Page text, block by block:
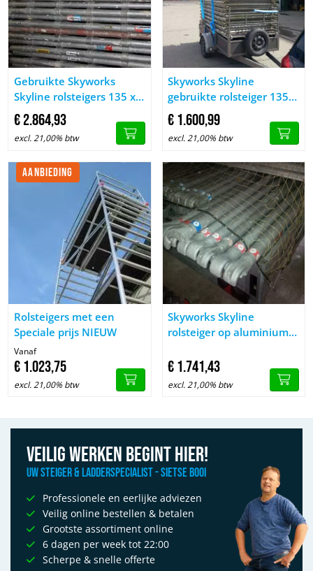
Afbeelding Gebruikte Skyworks Skyline rolsteigers 135 x 250 x
Gebruikte Skyworks
Skyline rolsteigers 135 x
250 x 635 cm
€2.864,93
excl. 21,00% btw
Afbeelding Skyworks Skyline
Skyworks Skyline
gebruikte rolsteiger 135 x
250 x 635 cm
€1.600,99
excl. 21,00% btw
AANBIEDING
Afbeelding Rolsteigers met een Speciale prijs NIEUW
Rolsteigers met een
Speciale prijs NIEUW
Vanaf
€1.023,75
excl. 21,00% btw
Afbeelding Skyworks Skyline
Skyworks Skyline
rolsteiger op aluminium
€1.741,43
excl. 21,00% btw
Veilig werken begint hier!
Uw Steiger & Ladderspecialist - Sietse Booi
Professionele en eerlijke adviezen
Veilig online bestellen & betalen
Grootste assortiment online
6 dagen per week tot 22:00
Scherpe & snelle offerte